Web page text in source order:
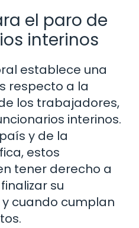
el paro de
interinos
establece una
respecto a la
los trabajadores,
interinos.
y de la
estos
tener derecho a
su
cuando cumplan